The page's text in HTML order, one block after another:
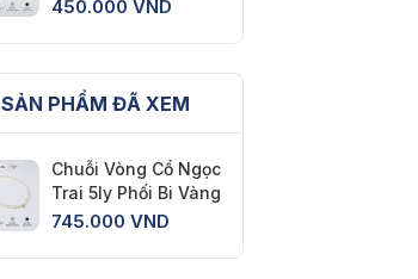
450.000VND
SẢN PHẨM ĐÃ XEM
Chuỗi Vòng Cổ Ngọc
Trai 5ly Phối Bi Vàng
745.000VND